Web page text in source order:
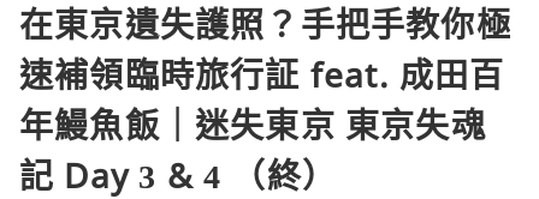
在東京遺失護照？手把手教你極
速補領臨時旅行証 feat. 成田百
年鰻魚飯｜迷失東京 東京失魂
記 Day 3 & 4 （終）